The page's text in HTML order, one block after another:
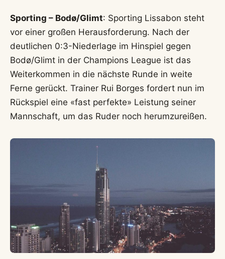
Sporting – Bodø/Glimt: Sporting Lissabon steht
vor einer großen Herausforderung. Nach der
deutlichen 0:3-Niederlage im Hinspiel gegen
Bodø/Glimt in der Champions League ist das
Weiterkommen in die nächste Runde in weite
Ferne gerückt. Trainer Rui Borges fordert nun im
Rückspiel eine «fast perfekte» Leistung seiner
Mannschaft, um das Ruder noch herumzureißen.